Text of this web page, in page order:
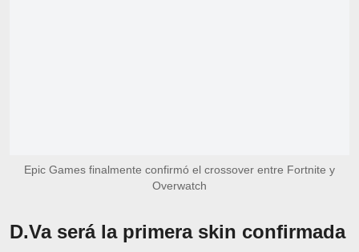
Epic Games finalmente confirmó el crossover entre Fortnite y
Overwatch
D.Va será la primera skin confirmada